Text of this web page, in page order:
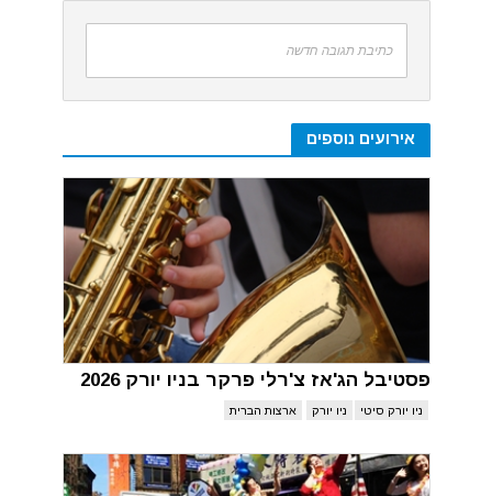
כתיבת תגובה חדשה
אירועים נוספים
פסטיבל הג'אז צ'רלי פרקר בניו יורק 2026
ניו יורק סיטי ניו יורק ארצות הברית